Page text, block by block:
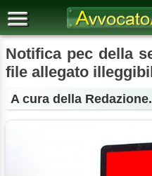
Notifica pec della
file allegato
A cura della Redazione.